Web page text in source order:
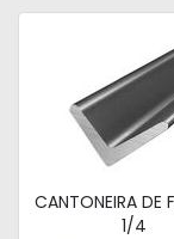
CANTONEIRA DE
1/4